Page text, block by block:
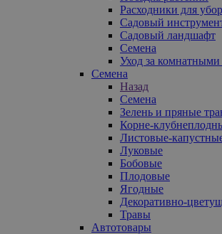
Расходники для
Садовый
Садовый ландшафт
Семена
Уход за комнатными
Семена
Назад
Семена
Зелень и пряные
Корне-
Листовые-
Луковые
Бобовые
Плодовые
Ягодные
Декоративно-
Травы
Автотовары